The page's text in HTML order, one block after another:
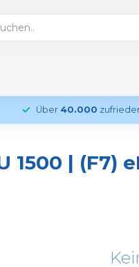
Über 40.000
| (F7)